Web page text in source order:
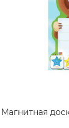
Магнитная